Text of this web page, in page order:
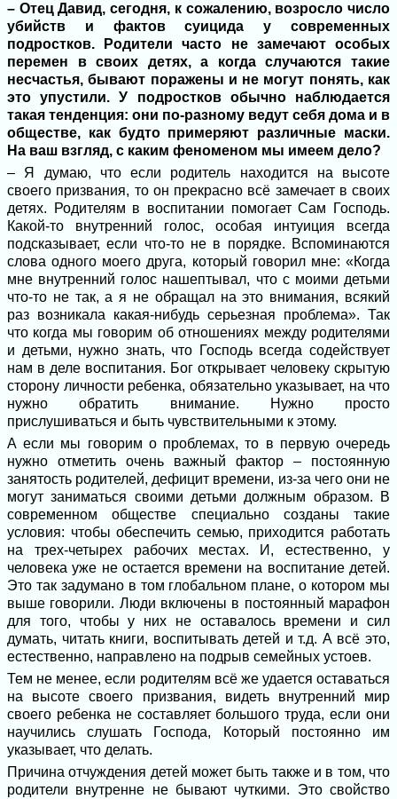
– Отец Давид, сегодня, к сожалению, возросло число
убийств и фактов суицида у современных
подростков. Родители часто не замечают особых
перемен в своих детях, а когда случаются такие
несчастья, бывают поражены и не могут понять, как
это упустили. У подростков обычно наблюдается
такая тенденция: они по-разному ведут себя дома и в
обществе, как будто примеряют различные маски.
На ваш взгляд, с каким феноменом мы имеем дело?
– Я думаю, что если родитель находится на высоте
своего призвания, то он прекрасно всё замечает в своих
детях. Родителям в воспитании помогает Сам Господь.
Какой-то внутренний голос, особая интуиция всегда
подсказывает, если что-то не в порядке. Вспоминаются
слова одного моего друга, который говорил мне: «Когда
мне внутренний голос нашептывал, что с моими детьми
что-то не так, а я не обращал на это внимания, всякий
раз возникала какая-нибудь серьезная проблема». Так
что когда мы говорим об отношениях между родителями
и детьми, нужно знать, что Господь всегда содействует
нам в деле воспитания. Бог открывает человеку скрытую
сторону личности ребенка, обязательно указывает, на что
нужно обратить внимание. Нужно просто
прислушиваться и быть чувствительными к этому.
А если мы говорим о проблемах, то в первую очередь
нужно отметить очень важный фактор – постоянную
занятость родителей, дефицит времени, из-за чего они не
могут заниматься своими детьми должным образом. В
современном обществе специально созданы такие
условия: чтобы обеспечить семью, приходится работать
на трех-четырех рабочих местах. И, естественно, у
человека уже не остается времени на воспитание детей.
Это так задумано в том глобальном плане, о котором мы
выше говорили. Люди включены в постоянный марафон
для того, чтобы у них не оставалось времени и сил
думать, читать книги, воспитывать детей и т.д. А всё это,
естественно, направлено на подрыв семейных устоев.
Тем не менее, если родителям всё же удается оставаться
на высоте своего призвания, видеть внутренний мир
своего ребенка не составляет большого труда, если они
научились слушать Господа, Который постоянно им
указывает, что делать.
Причина отчуждения детей может быть также и в том, что
родители внутренне не бывают чуткими. Это свойство